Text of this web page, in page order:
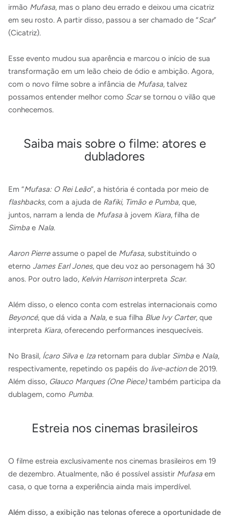
irmão Mufasa, mas o plano deu errado e deixou uma cicatriz
em seu rosto. A partir disso, passou a ser chamado de “Scar”
(Cicatriz).
Esse evento mudou sua aparência e marcou o início de sua
transformação em um leão cheio de ódio e ambição. Agora,
com o novo filme sobre a infância de Mufasa, talvez
possamos entender melhor como Scarse tornou o vilão que
conhecemos.
Saiba mais sobre o filme: atores e
dubladores
Em “Mufasa: O Rei Leão”, a história é contada por meio de
flashbacks, com a ajuda de Rafiki, Timão e Pumba, que,
juntos, narram a lenda de Mufasa à jovem Kiara, filha de
Simba e Nala.
Aaron Pierreassume o papel de Mufasa, substituindo o
eterno James Earl Jones, que deu voz ao personagem há 30
anos. Por outro lado, Kelvin Harrisoninterpreta Scar.
Além disso, o elenco conta com estrelas internacionais como
Beyoncé, que dá vida a Nala, e sua filha Blue Ivy Carter, que
interpreta Kiara, oferecendo performances inesquecíveis.
No Brasil, Ícaro Silva e Iza retornam para dublar Simba e Nala,
respectivamente, repetindo os papéis do live-actionde 2019.
Além disso, Glauco Marques (One Piece)também participa da
dublagem, como Pumba.
Estreia nos cinemas brasileiros
O filme estreia exclusivamente nos cinemas brasileiros em 19
de dezembro. Atualmente, não é possível assistir Mufasa em
casa, o que torna a experiência ainda mais imperdível.
Além disso, a exibição nas telonas oferece a oportunidade de